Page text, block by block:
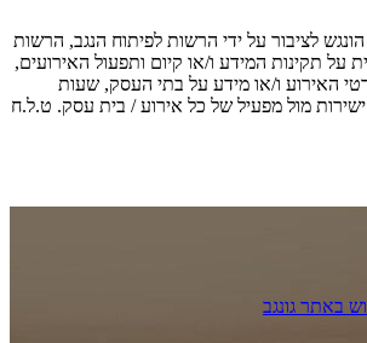
לציבור על ידי הרשות לפיתוח הנגב, הרשות
על תקינות המידע ו/או קיום ותפעול האירועים,
האירוע ו/או מידע על בתי העסק, שעות
ישירות מול מפעיל של כל אירוע / בית עסק. ט.ל.ח
באתר גונגב